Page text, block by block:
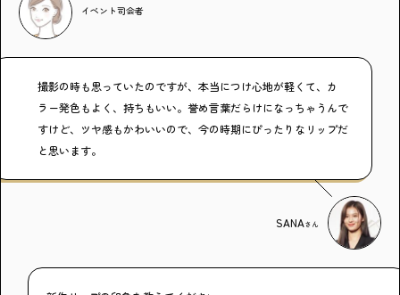
イベント司会者
撮影の時も思っていたのですが、本当につけ心地が軽くて、カ
ラー発色もよく、持ちもいい。誉め言葉だらけになっちゃうんで
すけど、ツヤ感もかわいいので、今の時期にぴったりなリップだ
と思います。
SANAさん